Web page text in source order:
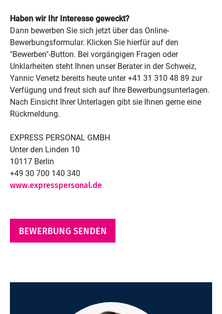
Haben wir Ihr Interesse geweckt?
Dann bewerben Sie sich jetzt über das Online-
Bewerbungsformular. Klicken Sie hierfür auf den
"Bewerben"-Button. Bei vorgängigen Fragen oder
Unklarheiten steht Ihnen unser Berater in der Schweiz,
Yannic Venetz bereits heute unter +41 31 310 48 89 zur
Verfügung und freut sich auf Ihre Bewerbungsunterlagen.
Nach Einsicht Ihrer Unterlagen gibt sie Ihnen gerne eine
Rückmeldung.
EXPRESS PERSONAL GMBH
Unter den Linden 10
10117 Berlin
+49 30 700 140 340
www.expresspersonal.de
BEWERBUNG SENDEN